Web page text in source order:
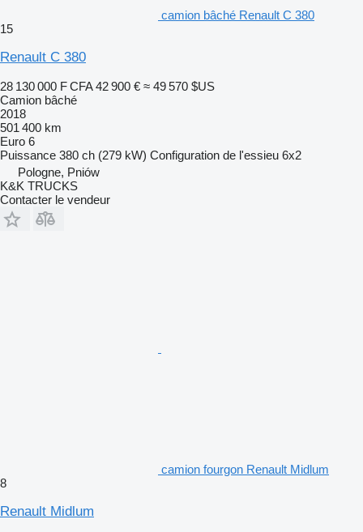
camion bâché Renault C 380
15
Renault C 380
28 130 000 F CFA 42 900 € ≈ 49 570 $US
Camion bâché
2018
501 400 km
Euro 6
Puissance 380 ch (279 kW) Configuration de l'essieu 6x2
Pologne, Pniów
K&K TRUCKS
Contacter le vendeur
camion fourgon Renault Midlum
8
Renault Midlum